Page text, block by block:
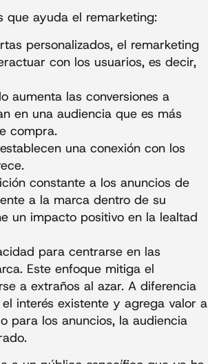
que ayuda el remarketing:
personalizados, el remarketing
con los usuarios, es decir,
aumenta las conversiones a
en una audiencia que es más
compra.
una conexión con los
constante a los anuncios de
a la marca dentro de su
un impacto positivo en la lealtad
para centrarse en las
Este enfoque mitiga el
a extraños al azar. A diferencia
interés existente y agrega valor a
para los anuncios, la audiencia